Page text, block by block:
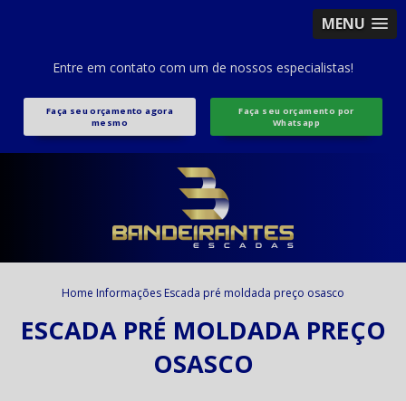
MENU
Entre em contato com um de nossos especialistas!
Faça seu orçamento agora
mesmo
Faça seu orçamento por
Whatsapp
Home Informações Escada pré moldada preço osasco
ESCADA PRÉ MOLDADA PREÇO
OSASCO